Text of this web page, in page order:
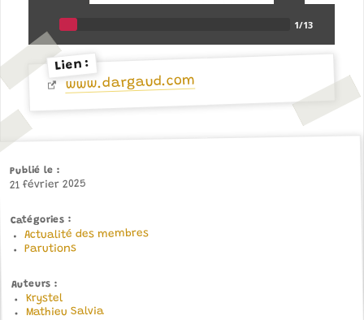
Lien :
www.dargaud.com
Publié le
21 février 2025
Catégories
Actualité des membres
Parutions
Auteurs
Krystel
Mathieu Salvia